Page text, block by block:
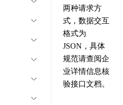
两种请求方
式，数据交互
格式为
JSON，具体
规范请查阅企
业详情信息核
验接口文档。